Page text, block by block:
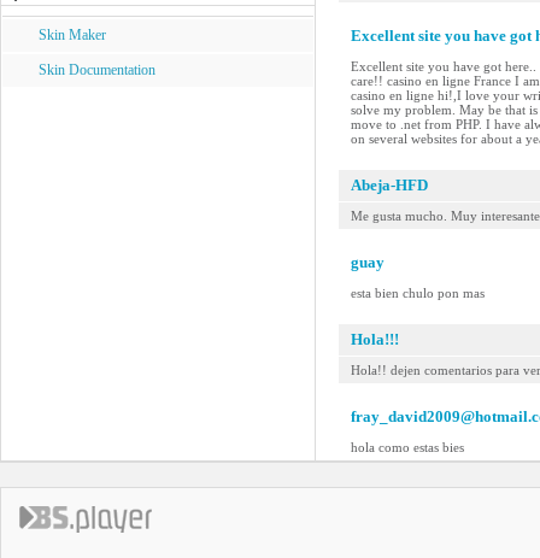
Skin Maker
Skin Documentation
Excellent site you have got
Excellent site you have got
care!! casino en ligne France I
casino en ligne hi!,I love your
solve my problem. May be that
move to .net from PHP. I have
on several websites for about a
Abeja-HFD
Me gusta mucho. Muy
guay
esta bien chulo pon mas
Hola!!!
Hola!! dejen comentarios para
hola como estas bies